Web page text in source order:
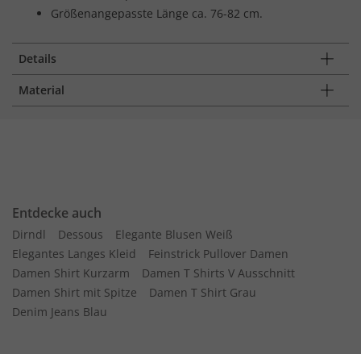
Größenangepasste Länge ca. 76-82 cm.
Details
Material
Entdecke auch
Dirndl Dessous
Elegante Blusen Weiß
Elegantes Langes Kleid
Feinstrick Pullover Damen
Damen Shirt Kurzarm
Damen T Shirts V Ausschnitt
Damen Shirt mit Spitze
Damen T Shirt Grau
Denim Jeans Blau